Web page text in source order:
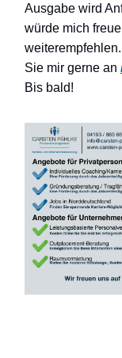
Ausgabe wird
würde mich
Sie mir gerne an
Bis bald!